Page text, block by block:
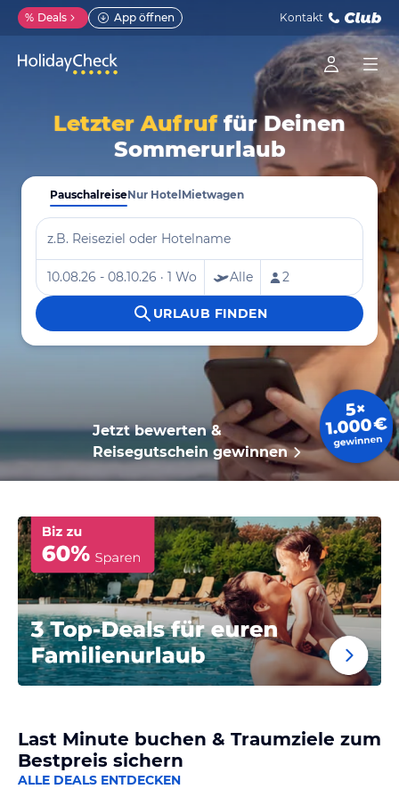
% Deals App öffnen Kontakt
Letzter Aufruffür Deinen
Sommerurlaub
Jetzt bewerten &
Reisegutschein gewinnen
Last Minute buchen & Traumziele zum
Bestpreis sichern
ALLE DEALS ENTDECKEN